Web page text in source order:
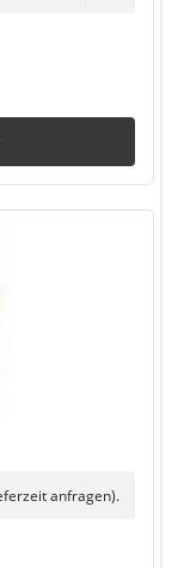
anfragen).